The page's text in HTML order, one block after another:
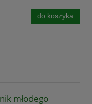
do koszyka
młodego